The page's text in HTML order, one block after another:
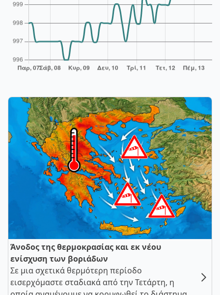
Άνοδος της θερμοκρασίας και εκ νέου
ενίσχυση των βοριάδων
Σε μια σχετικά θερμότερη περίοδο
εισερχόμαστε σταδιακά από την Τετάρτη, η